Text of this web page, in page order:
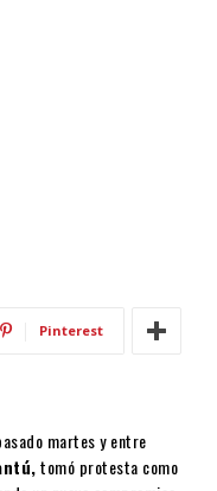
Pinterest
martes y entre
tomó protesta como